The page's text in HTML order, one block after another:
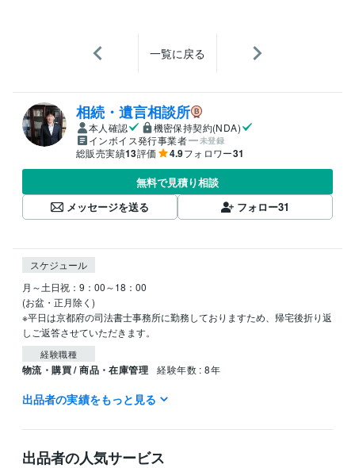
一覧に戻る
相続・遺言相談所
本人確認
機密保持契約(NDA)
インボイス発行事業者
未登録
総販売実績13評価 4.9フォロワー31
無料で見積り相談
メッセージを送る
フォロー31
スケジュール
月～土日祝：9：00～18：00
(お盆・正月除く)
※平日は京都府の司法書士事務所に勤務しておりますため、帰宅後折り返
経験職種
物流・購買 / 商品・在庫管理 経験年数 : 8年
職歴
司法書士 取得年 : 2005年
出品者の実績をもっと見る
出品者の人気サービス